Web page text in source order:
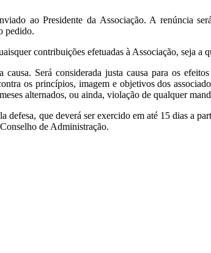
ao Presidente da Associação. A renúncia
pedido.
contribuições efetuadas à Associação, seja a
Será considerada justa causa para os
os princípios, imagem e objetivos dos
alternados, ou ainda, violação de qualquer
que deverá ser exercido em até 15 dias a
de Administração.